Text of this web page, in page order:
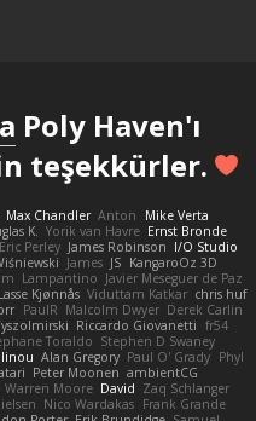
Poly Haven'ı
teşekkürler.
Max Chandler Anton
Mike Verta
K. Yorik van Havre Ernst Bronde
Eric Perley James Robinson I/O Studio
James JS KangaroOz 3D
Lampantino Javier Meseguer de Paz
Lasse Kjønnås Viduttam Katkar chris huf
PaulR Malcolm Dwyer Derek Carlin
Riccardo Giovanetti fr54
Toraldo Stephen D Swaney
Alan Gregory Paul O' Grady Phyl
Peter Moonen ambientCG
Warren Moore David Zaq Schlanger
Nico Wardakas Frank Grande